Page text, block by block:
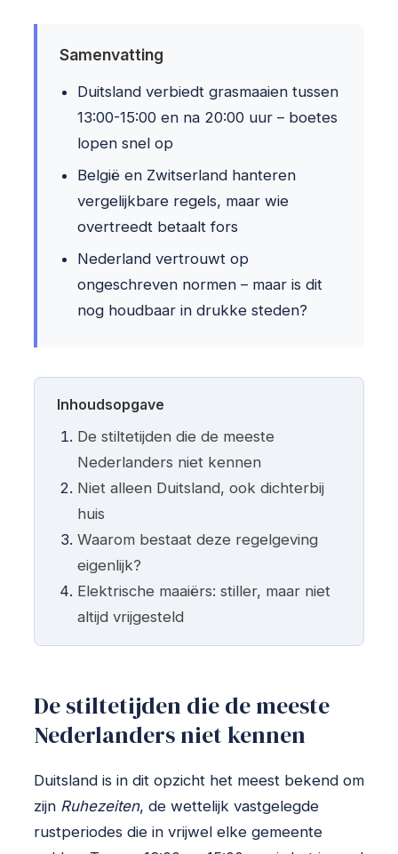
Samenvatting
Duitsland verbiedt grasmaaien tussen
13:00-15:00 en na 20:00 uur – boetes
lopen snel op
België en Zwitserland hanteren
vergelijkbare regels, maar wie
overtreedt betaalt fors
Nederland vertrouwt op
ongeschreven normen – maar is dit
nog houdbaar in drukke steden?
Inhoudsopgave
De stiltetijden die de meeste
Nederlanders niet kennen
Niet alleen Duitsland, ook dichterbij
huis
Waarom bestaat deze regelgeving
eigenlijk?
Elektrische maaiërs: stiller, maar niet
altijd vrijgesteld
De stiltetijden die de meeste
Nederlanders niet kennen
Duitsland is in dit opzicht het meest bekend om
zijn Ruhezeiten, de wettelijk vastgelegde
rustperiodes die in vrijwel elke gemeente